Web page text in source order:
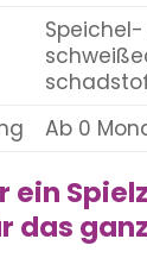
Ab 0
ein
das